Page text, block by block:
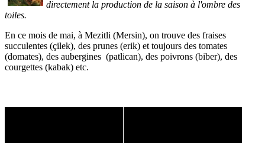
directement la production de la saison à l'ombre des
toiles.
En ce mois de mai, à Mezitli (Mersin), on trouve des fraises
succulentes (çilek), des prunes (erik) et toujours des tomates
(domates), des aubergines (patlican), des poivrons (biber), des
courgettes (kabak) etc.